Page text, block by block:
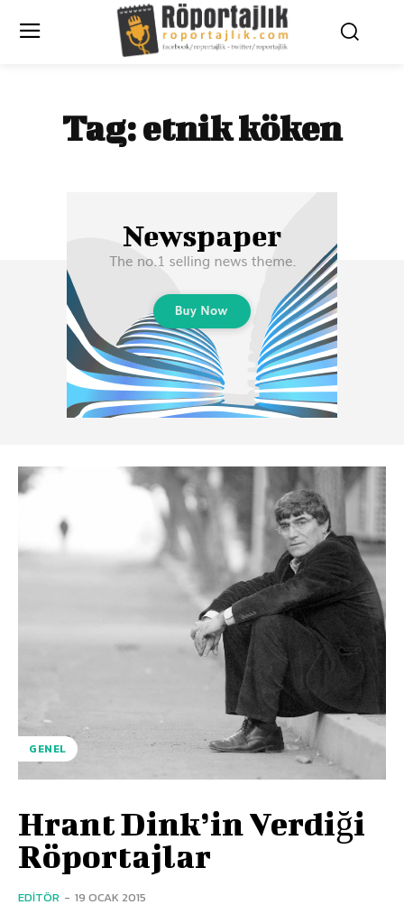
Tag:etnik köken
GENEL
Hrant Dink’in Verdiği
Röportajlar
EDITÖR - 19 OCAK 2015